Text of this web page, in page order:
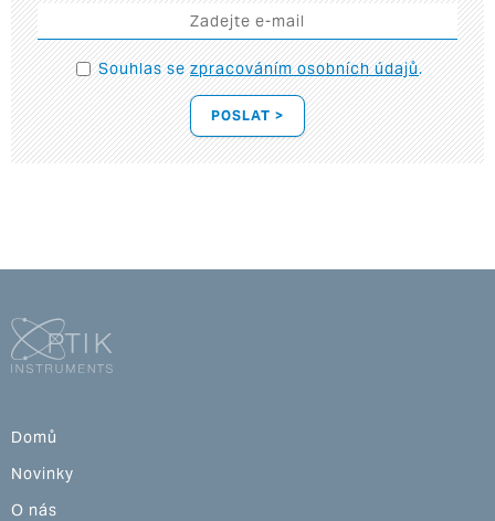
Souhlas sezpracováním osobních údajů.
POSLAT >
Domů
Novinky
O nás